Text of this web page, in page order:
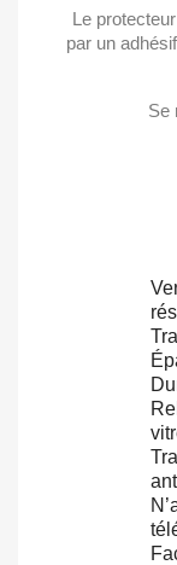
à votre liste
Le
par un
Se